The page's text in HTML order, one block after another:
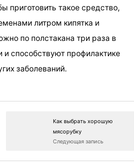
приготовить такое средство,
литром кипятка и
по полстакана три раза в
способствуют профилактике
заболеваний.
Как выбрать хорошую
мясорубку
Следующая запись